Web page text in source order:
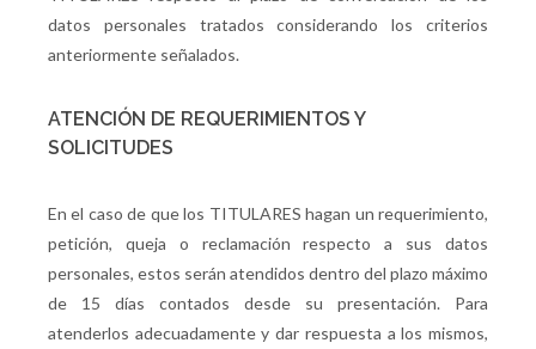
datos personales tratados considerando los criterios
anteriormente señalados.
ATENCIÓN DE REQUERIMIENTOS Y
SOLICITUDES
En el caso de que los TITULARES hagan un requerimiento,
petición, queja o reclamación respecto a sus datos
personales, estos serán atendidos dentro del plazo máximo
de 15 días contados desde su presentación. Para
atenderlos adecuadamente y dar respuesta a los mismos,